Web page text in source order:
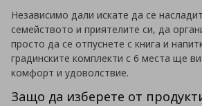
Независимо дали искате да се
семейството и приятелите си, да
просто да се отпуснете с книга и
градинските комплекти с 6 места ще
комфорт и удоволствие.
Защо да изберете от